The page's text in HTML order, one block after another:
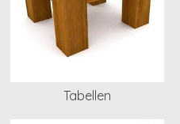
Tabellen